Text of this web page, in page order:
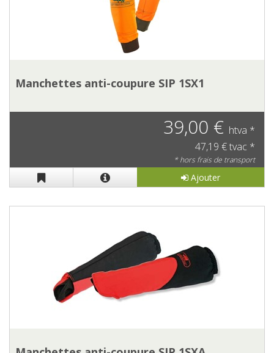
Manchettes anti-coupure SIP 1SX1
39,00 € htva *
47,19 € tvac *
* hors frais de transport
Ajouter